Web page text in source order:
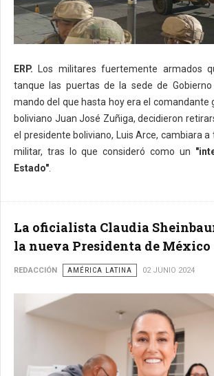
ERP. Los militares fuertemente armados
tanque las puertas de la sede de Gobierno
mando del que hasta hoy era el comandante
boliviano Juan José Zuñiga, decidieron
el presidente boliviano, Luis Arce, cambiara
militar, tras lo que consideró como un
Estado".
La oficialista Claudia
la nueva Presidenta de México
REDACCIÓN AMÉRICA LATINA 02 JUNIO 2024